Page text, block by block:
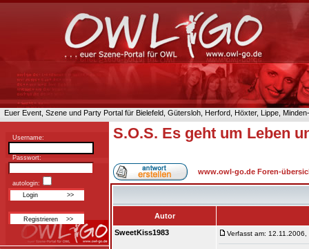
Euer Event, Szene und Party Portal für Bielefeld, Gütersloh, Herford, Höxter, Lippe,
Username:
Passwort:
autologin:
S.O.S. Es geht um Leben
www.owl-go.de Foren-
Autor
SweetKiss1983
Verfasst am: 12.11.2006,